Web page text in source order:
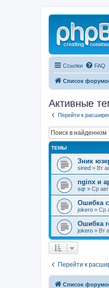
Ссылки FAQ
Список
Активные
Перейти к
ТЕМЫ
Зник
sined » Вт
nginx и
sqr » Ср
Ошибка
jokero » Ср
Ошибка
jokero » Вт
Перейти к
Список